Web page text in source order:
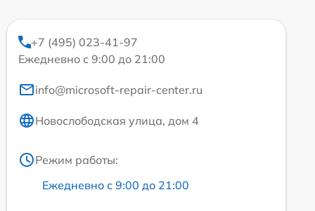
+7 (495) 023-41-97
Ежедневно с 9:00 до 21:00
info@microsoft-repair-center.ru
Новослободская улица, дом 4
Режим работы:
Ежедневно с 9:00 до 21:00